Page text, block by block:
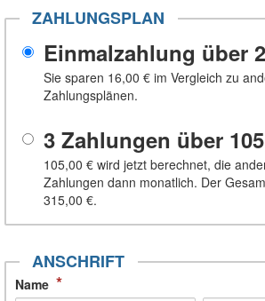
ZAHLUNGSPLAN
Einmalzahlung über
Sie sparen 16,00 € im Vergleich zu
Zahlungsplänen.
3 Zahlungen über
105,00 € wird jetzt berechnet, die
Zahlungen dann monatlich. Der
315,00 €.
ANSCHRIFT
Name *